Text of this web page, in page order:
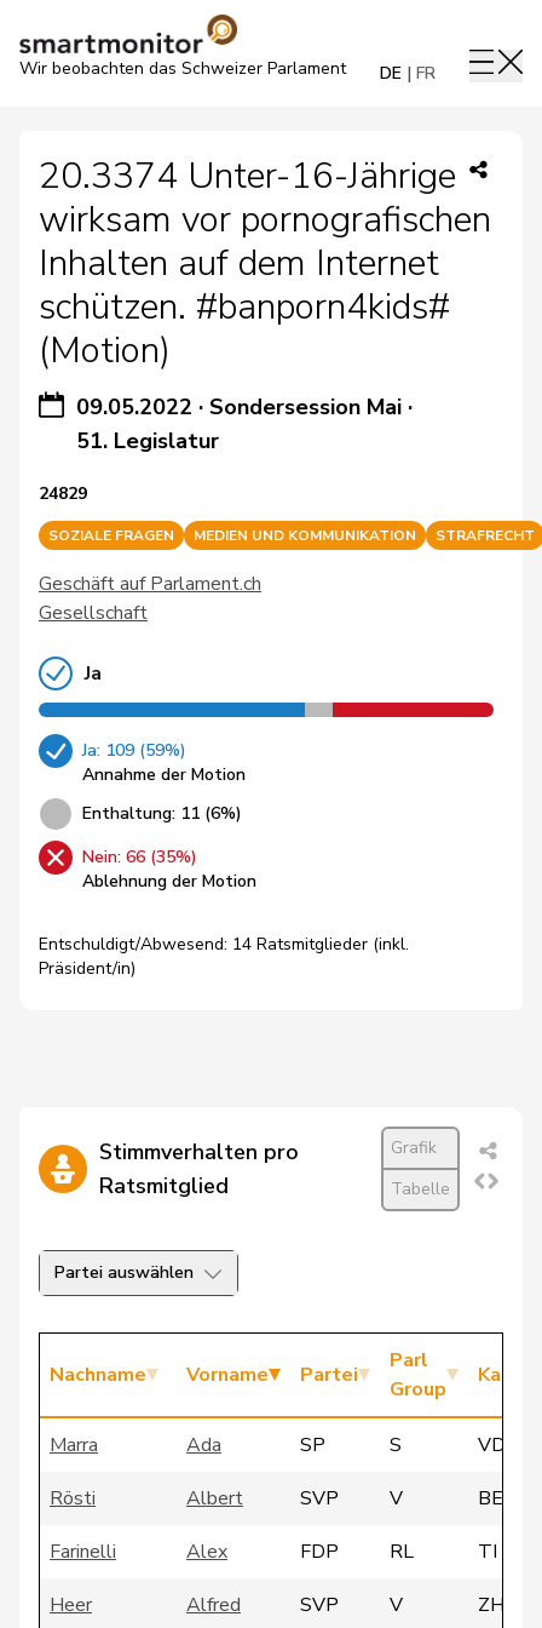
Wir beobachten das Schweizer Parlament DE FR
20.3374 Unter-16-Jährige
wirksam vor pornografischen
Inhalten auf dem Internet
schützen. #banporn4kids#
(Motion)
09.05.2022 · Sondersession Mai·
51. Legislatur
24829
SOZIALE FRAGEN MEDIEN UND KOMMUNIKATION STRAFRECHT
Geschäft auf Parlament.ch
Gesellschaft
Ja
Ja: 109 (59%)
Annahme der Motion
Enthaltung: 11 (6%)
Nein: 66 (35%)
Ablehnung der Motion
Entschuldigt/Abwesend: 14 Ratsmitglieder (inkl.
Präsident/in)
Stimmverhalten pro
Ratsmitglied
Grafik
Tabelle
Partei auswählen
Nachname Vorname Partei
Parl
Group
Marra Ada SP S
VD
Rösti
Albert SVP V
BE
Farinelli
Alex FDP RL
TI
Heer
Alfred SVP V
ZH